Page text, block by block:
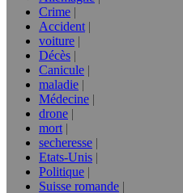
Crime
Accident
voiture
Décès
Canicule
maladie
Médecine
drone
mort
secheresse
Etats-Unis
Politique
Suisse romande